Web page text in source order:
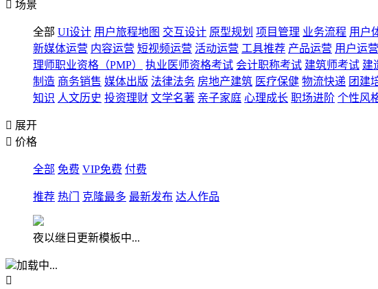
 场景
全部 UI设计 用户旅程地图 交互设计 原型规划 项目管理 业务流程 用户
新媒体运营 内容运营 短视频运营 活动运营 工具推荐 产品运营 用户运营
理师职业资格（PMP）
执业医师资格考试 会计职称考试 建筑师考试 建
制造 商务销售 媒体出版 法律法务 房地产建筑 医疗保健 物流快递 团建
知识 人文历史 投资理财 文学名著 亲子家庭 心理成长 职场进阶 个性风
 展开
 价格
全部 免费 VIP免费 付费
推荐 热门 克隆最多 最新发布 达人作品
夜以继日更新模板中...
加载中...
